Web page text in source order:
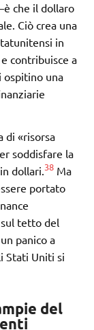
che il dollaro
Ciò crea una
in
contribuisce a
ospitino una
di «risorsa
soddisfare la
dollari.38 Ma
portato
tetto del
panico a
Stati Uniti si
del